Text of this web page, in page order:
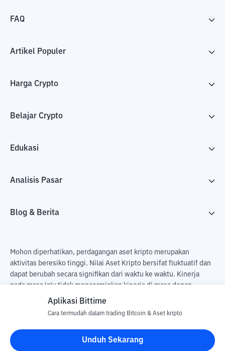
FAQ
Artikel Populer
Harga Crypto
Belajar Crypto
Edukasi
Analisis Pasar
Blog & Berita
Mohon diperhatikan, perdagangan aset kripto merupakan
aktivitas beresiko tinggi. Nilai Aset Kripto bersifat fluktuatif dan
dapat berubah secara signifikan dari waktu ke waktu. Kinerja
pada masa lalu tidak mencerminkan kinerja di masa depan.
Terdapat risiko kehilangan sebagai dampak dari membeli dan
pengguna. PT Utama Aset Digital Indonesia (Bittime) tidak
bertanggung jawab atas perubahan fluktuasi dari nilai tukar Aset
Kripto.
Aplikasi Bittime
Cara termudah dalam trading Bitcoin & Aset kripto
Unduh Sekarang